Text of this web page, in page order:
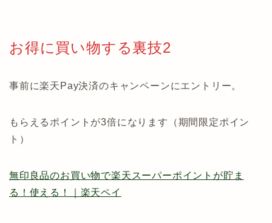
お得に買い物する裏技2
事前に楽天Pay決済のキャンペーンにエントリー。
もらえるポイントが3倍になります（期間限定ポイン
ト）
無印良品のお買い物で楽天スーパーポイントが貯ま
る！使える！｜楽天ペイ